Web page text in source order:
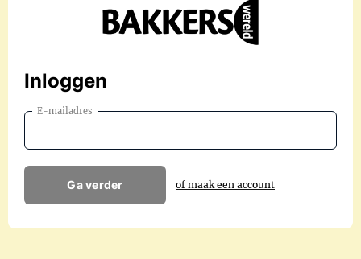
Inloggen
E-mailadres
Ga verder of maak een account